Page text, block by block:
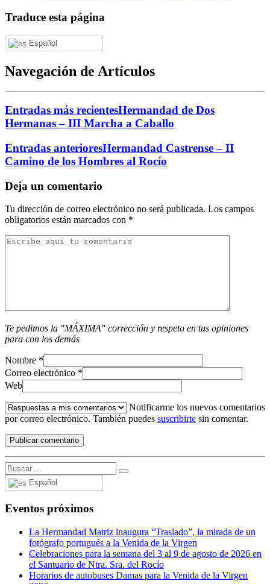
Traduce esta página
Español
Navegación de Artículos
Entradas más recientesHermandad de Dos
Hermanas – III Marcha a Caballo
Entradas anterioresHermandad Castrense – II
Camino de los Hombres al Rocío
Deja un comentario
Tu dirección de correo electrónico no será publicada. Los campos
obligatorios están marcados con *
Te pedimos la "MÁXIMA" corrección y respeto en tus opiniones
para con los demás
Nombre *
Correo electrónico *
Web
Notificarme los nuevos comentarios
por correo electrónico. También puedes suscribirte sin comentar.
Español
Eventos próximos
La Hermandad Matriz inaugura “Traslado”, la mirada de un
fotógrafo portugués a la Venida de la Virgen
Celebraciones para la semana del 3 al 9 de agosto de 2026 en
el Santuario de Ntra. Sra. del Rocío
Horarios de autobuses Damas para la Venida de la Virgen